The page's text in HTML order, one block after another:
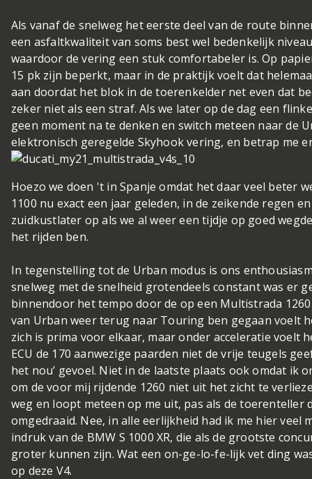
Als vanaf de snelweg het eerste deel van de route
een asfaltkwaliteit van soms best wel bedenkelijk
waardoor de vering een stuk comfortabeler is. Op
15 pk zijn beperkt, maar in de praktijk voelt dat
aan doordat het blok in de toerenkelder net even dat
zeker niet als een straf. Als we later op de dag een
geen moment na te denken en switch meteen naar de
elektronisch geregelde Skyhook vering, en betrap me
Hoezo we doen 't in Spanje omdat het daar veel beter
1100 nu exact een jaar geleden, in de zeikende regen
zuidkustlater op als we al weer een tijdje op goed
het rijden ben.
In tegenstelling tot de Urban modus is ons
snelweg met de snelheid grotendeels constant was er
binnendoor het tempo door de op een Multistrada
van Urban weer terug naar Touring ben gegaan voelt
zich is prima voor elkaar, maar onder acceleratie voelt
ECU de 170 aanwezige paarden niet de vrije teugels
het nou’ gevoel. Niet in de laatste plaats ook omdat ik
om de voor mij rijdende 1260 niet uit het zicht te
weg en loopt meteen op me uit, pas als de toerenteller
omgedraaid. Nee, in alle eerlijkheid had ik me hier
indruk van de BMW S 1000 XR, die als de grootste
groter kunnen zijn. Wat een on-ge-lo-fe-lijk vet ding
op deze V4.